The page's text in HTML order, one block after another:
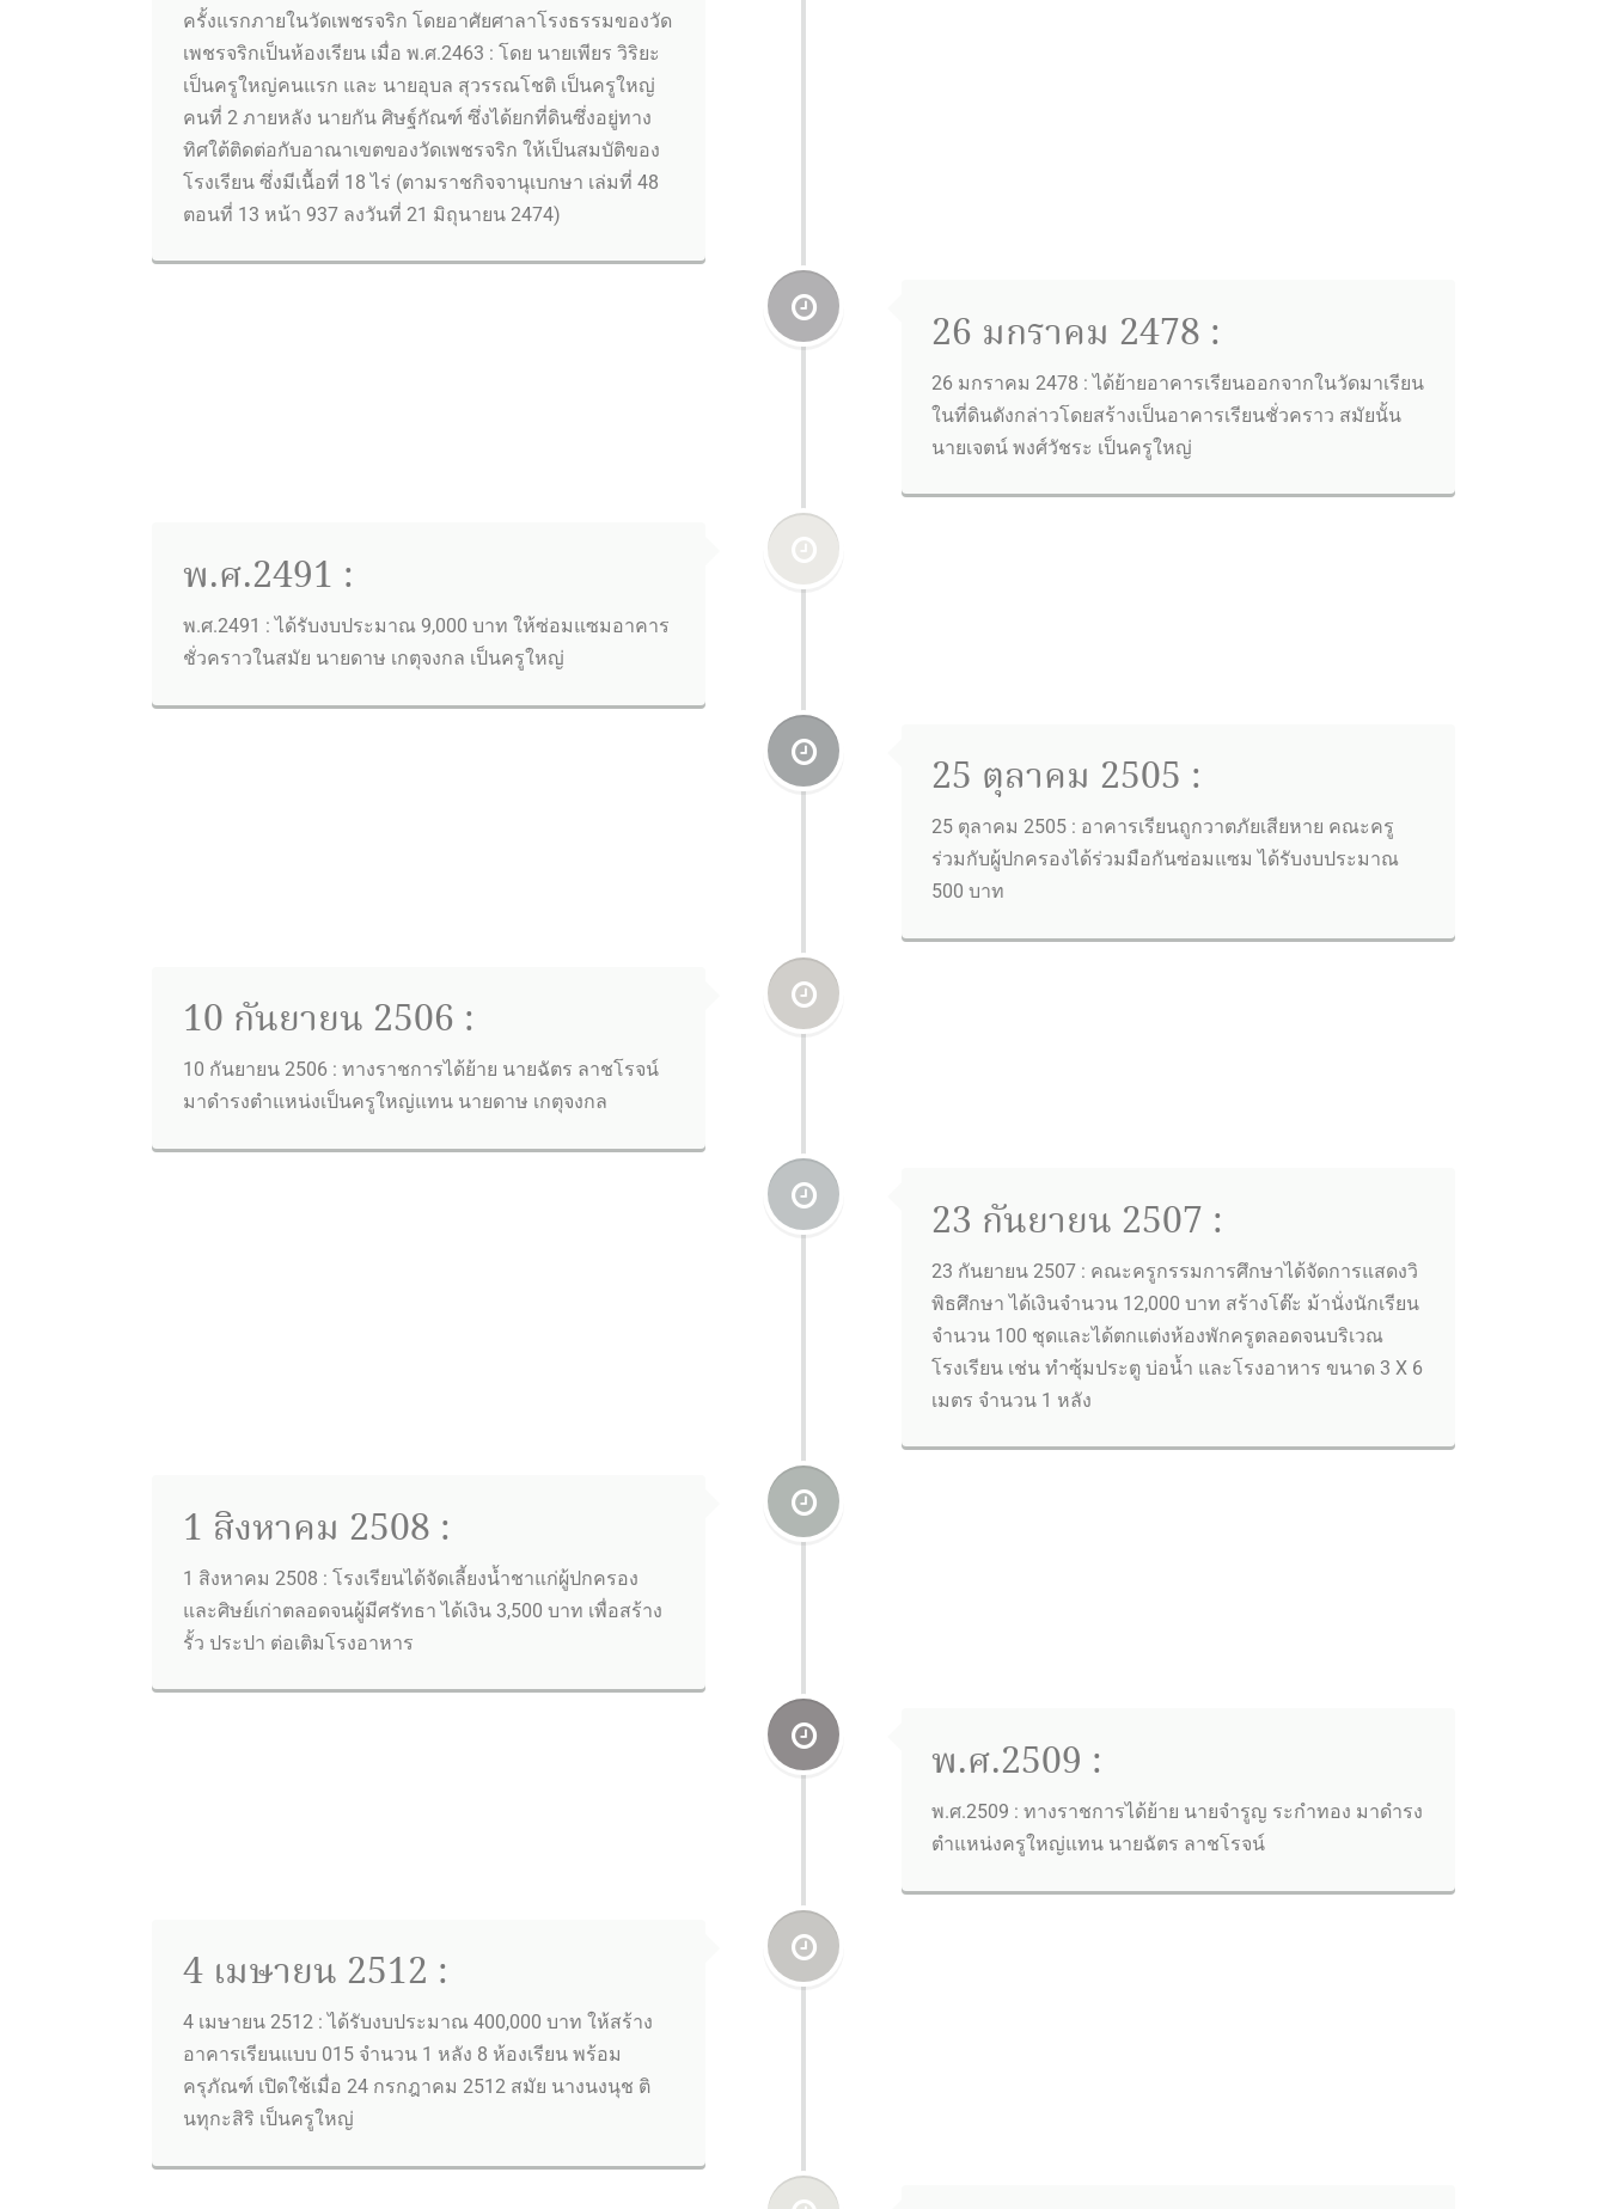
ครั้งแรกภายในวัดเพชรจริก โดยอาศัยศาลาโรงธรรมของวัด
เพชรจริกเป็นห้องเรียน เมื่อ พ.ศ.2463 : โดย นายเพียร วิริยะ
เป็นครูใหญ่คนแรก และ นายอุบล สุวรรณโชติ เป็นครูใหญ่
คนที่ 2 ภายหลัง นายกัน ศิษฐ์กัณฑ์ ซึ่งได้ยกที่ดินซึ่งอยู่ทาง
ทิศใต้ติดต่อกับอาณาเขตของวัดเพชรจริก ให้เป็นสมบัติของ
โรงเรียน ซึ่งมีเนื้อที่ 18 ไร่ (ตามราชกิจจานุเบกษา เล่มที่ 48
ตอนที่ 13 หน้า 937 ลงวันที่ 21 มิถุนายน 2474)
26 มกราคม 2478 :
26 มกราคม 2478 : ได้ย้ายอาคารเรียนออกจากในวัดมาเรียน
ในที่ดินดังกล่าวโดยสร้างเป็นอาคารเรียนชั่วคราว สมัยนั้น
นายเจตน์ พงศ์วัชระ เป็นครูใหญ่
พ.ศ.2491 :
พ.ศ.2491 : ได้รับงบประมาณ 9,000 บาท ให้ซ่อมแซมอาคาร
ชั่วคราวในสมัย นายดาษ เกตุจงกล เป็นครูใหญ่
25 ตุลาคม 2505 :
25 ตุลาคม 2505 : อาคารเรียนถูกวาตภัยเสียหาย คณะครู
ร่วมกับผู้ปกครองได้ร่วมมือกันซ่อมแซม ได้รับงบประมาณ
500 บาท
10 กันยายน 2506 :
10 กันยายน 2506 : ทางราชการได้ย้าย นายฉัตร ลาชโรจน์
มาดำรงตำแหน่งเป็นครูใหญ่แทน นายดาษ เกตุจงกล
23 กันยายน 2507 :
23 กันยายน 2507 : คณะครูกรรมการศึกษาได้จัดการแสดงวิ
พิธศึกษา ได้เงินจำนวน 12,000 บาท สร้างโต๊ะ ม้านั่งนักเรียน
จำนวน 100 ชุดและได้ตกแต่งห้องพักครูตลอดจนบริเวณ
โรงเรียน เช่น ทำซุ้มประตู บ่อน้ำ และโรงอาหาร ขนาด 3 X 6
เมตร จำนวน 1 หลัง
1 สิงหาคม 2508 :
1 สิงหาคม 2508 : โรงเรียนได้จัดเลี้ยงน้ำชาแก่ผู้ปกครอง
และศิษย์เก่าตลอดจนผู้มีศรัทธา ได้เงิน 3,500 บาท เพื่อสร้าง
รั้ว ประปา ต่อเติมโรงอาหาร
พ.ศ.2509 :
พ.ศ.2509 : ทางราชการได้ย้าย นายจำรูญ ระกำทอง มาดำรง
ตำแหน่งครูใหญ่แทน นายฉัตร ลาชโรจน์
4 เมษายน 2512 :
4 เมษายน 2512 : ได้รับงบประมาณ 400,000 บาท ให้สร้าง
อาคารเรียนแบบ 015 จำนวน 1 หลัง 8 ห้องเรียน พร้อม
ครุภัณฑ์ เปิดใช้เมื่อ 24 กรกฎาคม 2512 สมัย นางนงนุช ติ
นทุกะสิริ เป็นครูใหญ่